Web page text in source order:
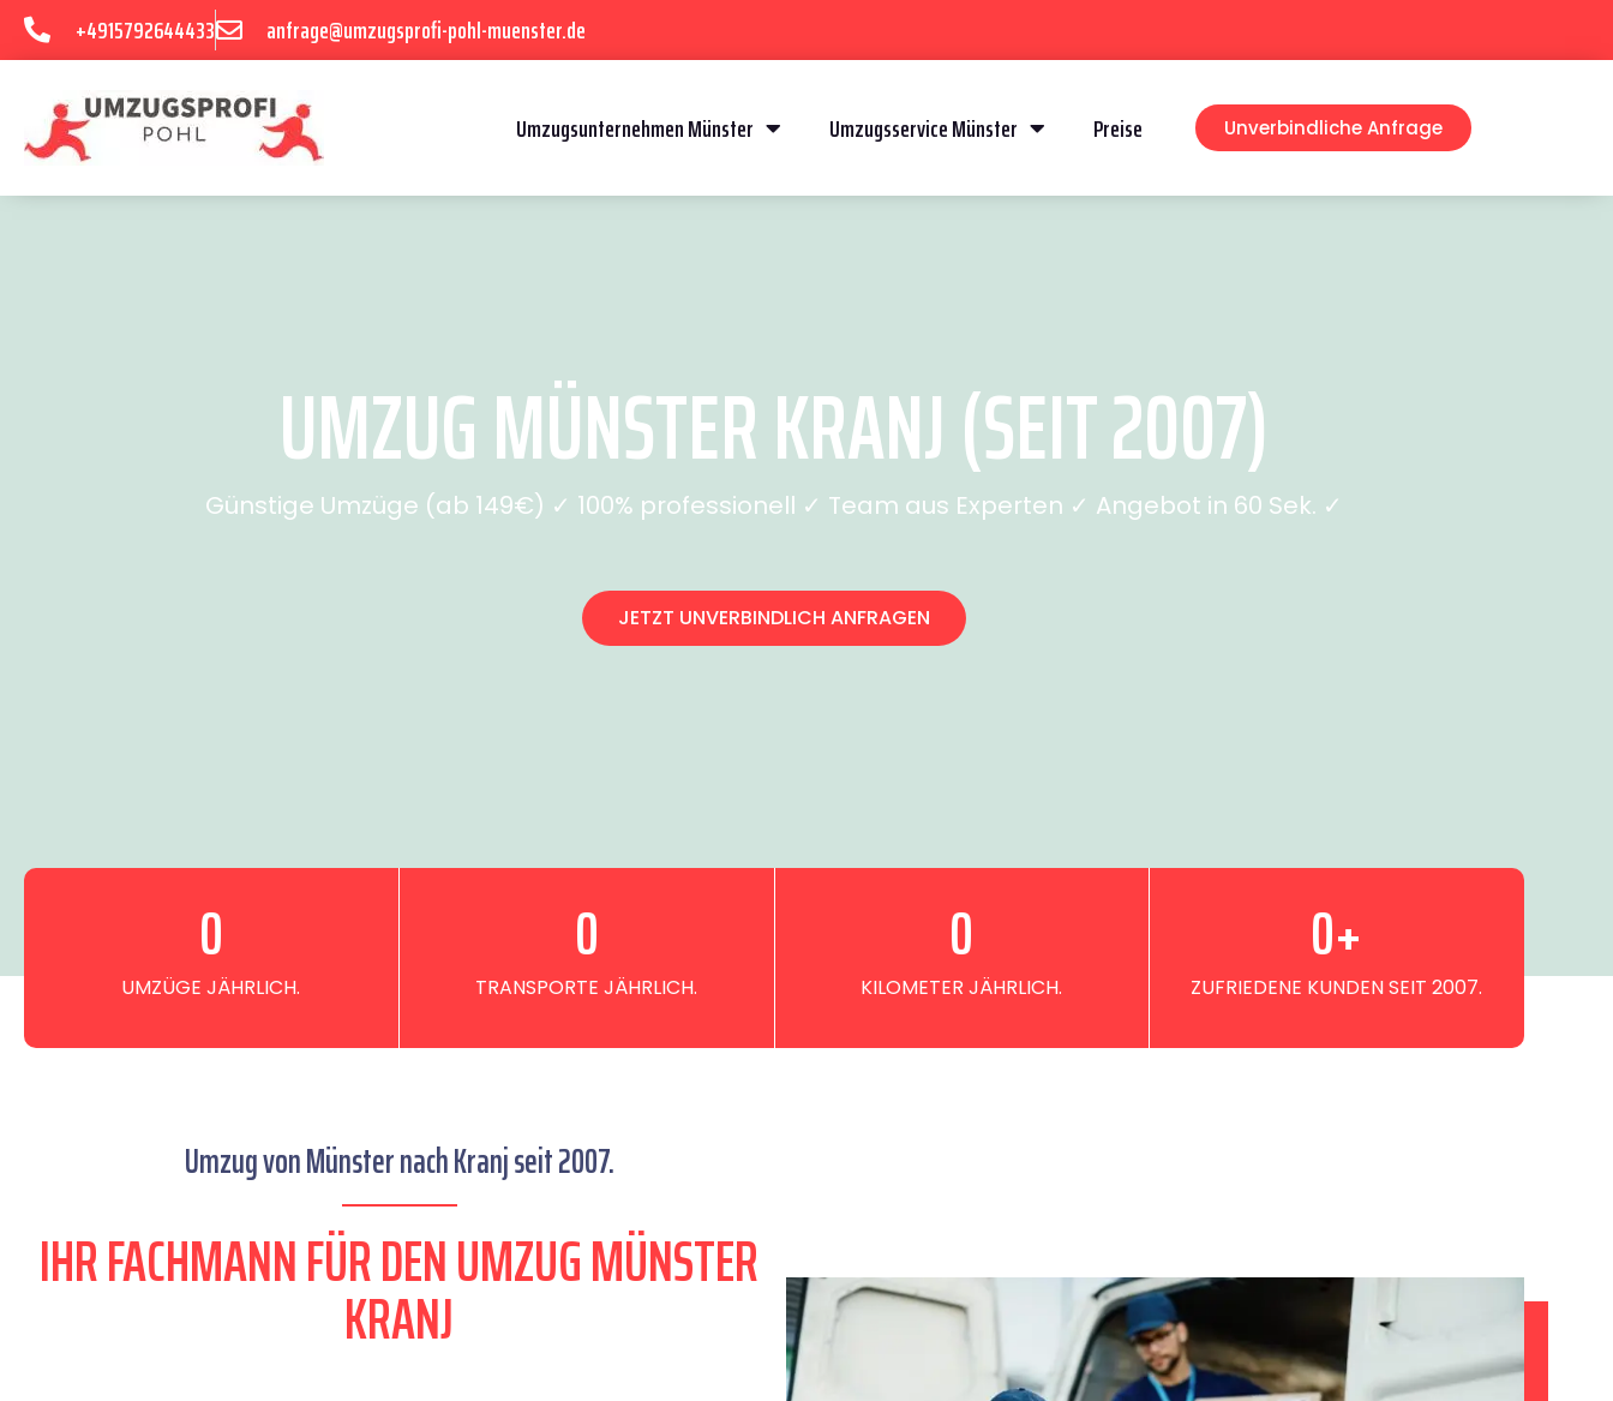
+4915792644433 anfrage@umzugsprofi-pohl-muenster.de
Umzugsunternehmen Münster Umzugsservice Münster Preise Unverbindliche Anfrage
UMZUG MÜNSTER KRANJ (SEIT 2007)
Günstige Umzüge (ab 149€) ✓ 100% professionell ✓ Team aus Experten ✓ Angebot in 60 Sek. ✓
JETZT UNVERBINDLICH ANFRAGEN
UMZÜGE JÄHRLICH.
0
TRANSPORTE JÄHRLICH.
0
KILOMETER JÄHRLICH.
0
ZUFRIEDENE KUNDEN SEIT 2007.
0+
Umzug von Münster nach Kranj seit 2007.
IHR FACHMANN FÜR DEN UMZUG MÜNSTER
KRANJ